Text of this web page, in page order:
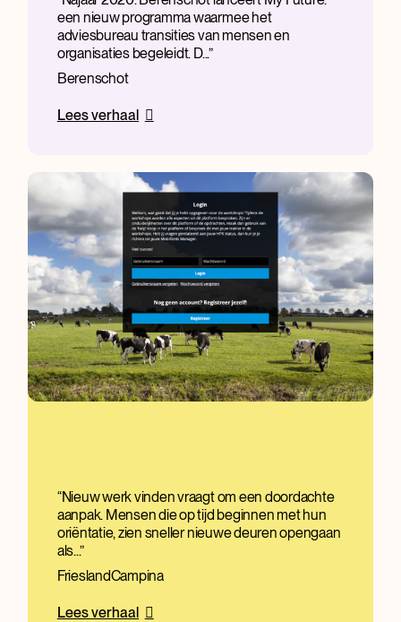
Berenschot
een nieuw programma waarmee het
adviesbureau transities van mensen en
organisaties begeleidt. D...
Lees verhaal
FrieslandCampina
Nieuw werk vinden vraagt om een doordachte
aanpak. Mensen die op tijd beginnen met hun
oriëntatie, zien sneller nieuwe deuren opengaan
als...
Lees verhaal